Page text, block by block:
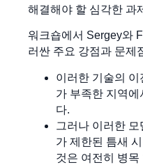
해결해야 할 심각한 과
워크숍에서 Sergey와
러싼 주요 강점과 문제
이러한 기술의 이
가 부족한 지역에
다.
그러나 이러한
가 제한된 틈새
것은 여전히 병목